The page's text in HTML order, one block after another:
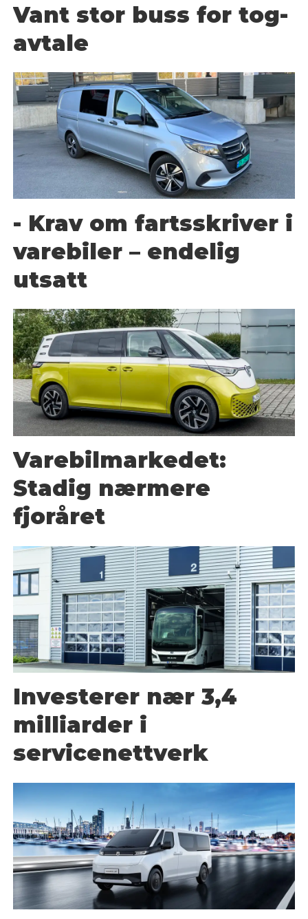
Vant stor buss for tog-
avtale
- Krav om fartsskriver i
varebiler – endelig
utsatt
Varebilmarkedet:
Stadig nærmere
fjoråret
Investerer nær 3,4
milliarder i
servicenettverk